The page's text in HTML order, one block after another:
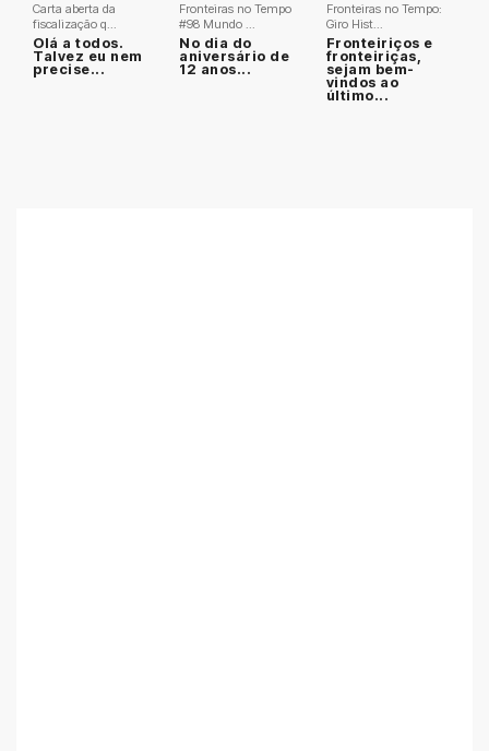
Carta aberta da
fiscalização q...
Olá a todos.
Talvez eu nem
precise...
Fronteiras no Tempo
#98 Mundo ...
No dia do
aniversário de
12 anos...
Fronteiras no Tempo:
Giro Hist...
Fronteiriços e
fronteiriças,
sejam bem-
vindos ao
último...